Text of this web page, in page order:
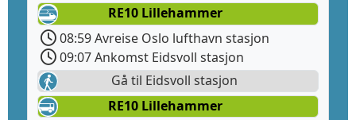
RE10 Lillehammer
08:59 Avreise Oslo lufthavn stasjon
09:07 Ankomst Eidsvoll stasjon
Gå til Eidsvoll stasjon
RE10 Lillehammer